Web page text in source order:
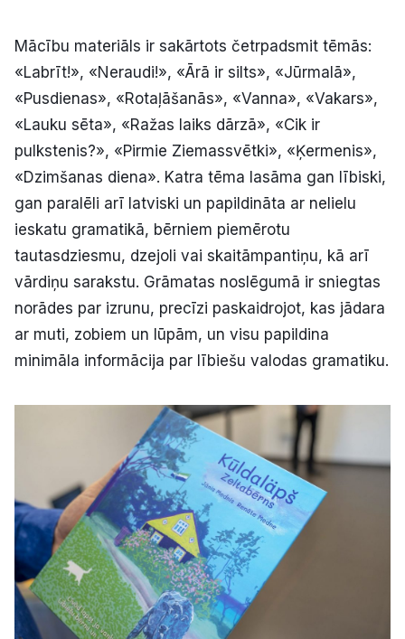
Mācību materiāls ir sakārtots četrpadsmit tēmās:
«Labrīt!», «Neraudi!», «Ārā ir silts», «Jūrmalā»,
«Pusdienas», «Rotaļāšanās», «Vanna», «Vakars»,
«Lauku sēta», «Ražas laiks dārzā», «Cik ir
pulkstenis?», «Pirmie Ziemassvētki», «Ķermenis»,
«Dzimšanas diena». Katra tēma lasāma gan lībiski,
gan paralēli arī latviski un papildināta ar nelielu
ieskatu gramatikā, bērniem piemērotu
tautasdziesmu, dzejoli vai skaitāmpantiņu, kā arī
vārdiņu sarakstu. Grāmatas noslēgumā ir sniegtas
norādes par izrunu, precīzi paskaidrojot, kas jādara
ar muti, zobiem un lūpām, un visu papildina
minimāla informācija par lībiešu valodas gramatiku.